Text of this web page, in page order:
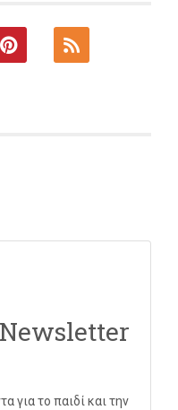
Newsletter
για το παιδί και την